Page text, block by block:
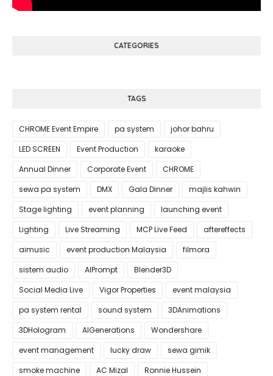
CATEGORIES
TAGS
CHROME Event Empire pa system
johor bahru
LED SCREEN
Event Production
karaoke
Annual Dinner
Corporate Event
CHROME
sewa pa system
DMX Gala Dinner
majlis kahwin
Stage lighting
event planning
launching event
Lighting
Live Streaming MCP Live Feed
aftereffects
aimusic
event production Malaysia
filmora
sistem audio
AIPrompt
Blender3D
Social Media Live
Vigor Properties
event malaysia
pa system rental
sound system
3DAnimations
3DHologram
AIGenerations
Wondershare
event management
lucky draw
sewa gimik
smoke machine
AC Mizal
Ronnie Hussein